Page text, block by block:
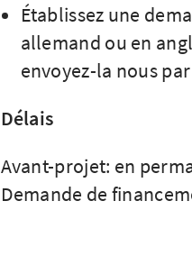
Établissez une
allemand ou en
envoyez-la nous
Délais
Avant-projet: en
Demande de